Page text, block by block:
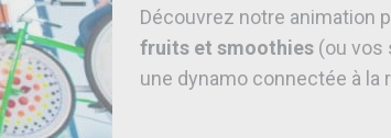
Découvrez notre animation
fruits et smoothies (ou vos
une dynamo connectée à la